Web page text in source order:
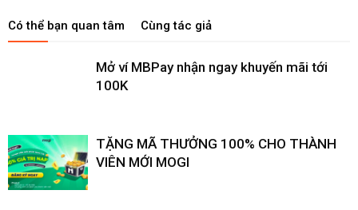
Có thể bạn quan tâm Cùng tác giả
Mở ví MBPay nhận ngay khuyến mãi tới
100K
TẶNG MÃ THƯỞNG 100% CHO THÀNH
VIÊN MỚI MOGI